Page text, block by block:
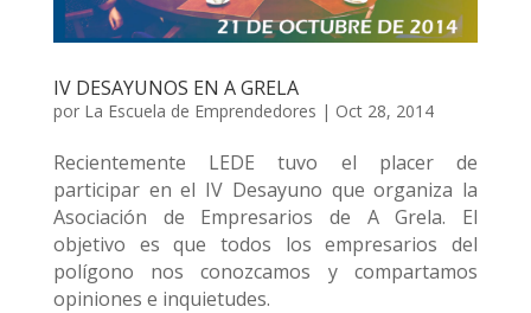
IV DESAYUNOS EN A GRELA
por La Escuela de Emprendedores | Oct 28, 2014
Recientemente LEDE tuvo el placer de
participar en el IV Desayuno que organiza la
Asociación de Empresarios de A Grela. El
objetivo es que todos los empresarios del
polígono nos conozcamos y compartamos
opiniones e inquietudes.